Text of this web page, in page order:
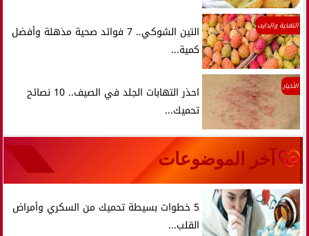
التغذية والدايت
التين الشوكي.. 7 فوائد صحية مذهلة وأفضل
كمية...
الأخبار
احذر التهابات الجلد في الصيف.. 10 نصائح
تحميك...
آخر الموضوعات
5 خطوات بسيطة تحميك من السكري وأمراض
القلب...